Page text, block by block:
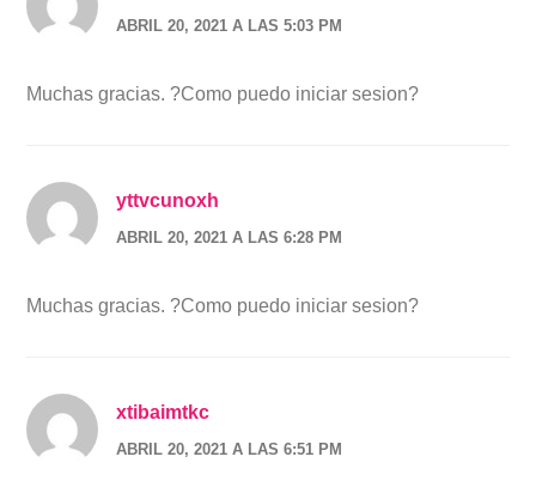
ABRIL 20, 2021 A LAS 5:03 PM
Muchas gracias. ?Como puedo iniciar sesion?
yttvcunoxh
ABRIL 20, 2021 A LAS 6:28 PM
Muchas gracias. ?Como puedo iniciar sesion?
xtibaimtkc
ABRIL 20, 2021 A LAS 6:51 PM